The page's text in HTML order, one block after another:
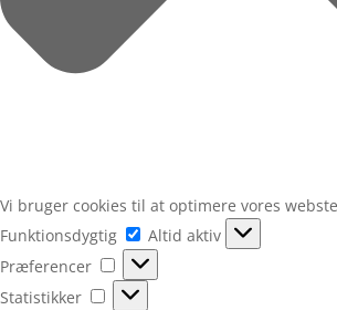
Vi bruger cookies til at optimere vores
Funktionsdygtig
Funktionsdygtig
Altid aktiv
Præferencer
Præferencer
Statistikker
Statistikker